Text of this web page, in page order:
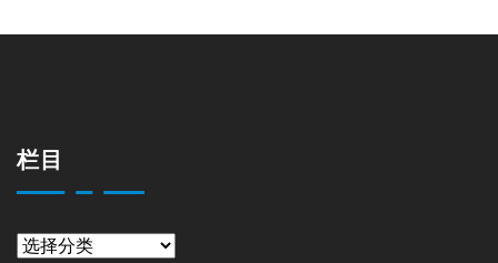
栏目
栏